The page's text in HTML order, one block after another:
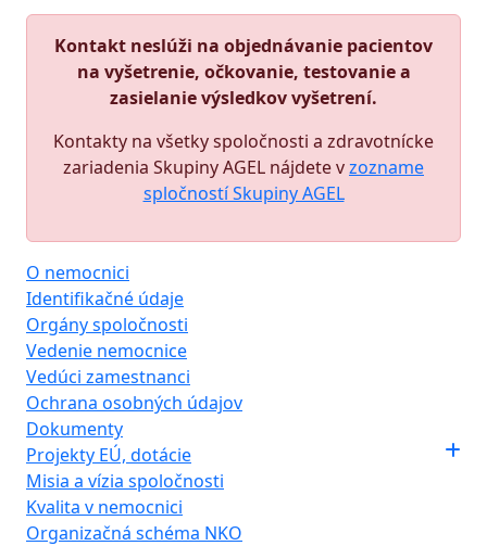
Kontakt neslúži na objednávanie pacientov
na vyšetrenie, očkovanie, testovanie a
zasielanie výsledkov vyšetrení.
Kontakty na všetky spoločnosti a zdravotnícke
zariadenia Skupiny AGEL nájdete vzozname
spločností Skupiny AGEL
O nemocnici
Identifikačné údaje
Orgány spoločnosti
Vedenie nemocnice
Vedúci zamestnanci
Ochrana osobných údajov
Dokumenty
Projekty EÚ, dotácie
Misia a vízia spoločnosti
Kvalita v nemocnici
Organizačná schéma NKO